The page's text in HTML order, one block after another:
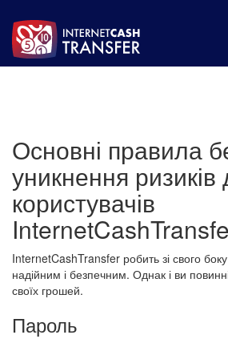
Основні правила
уникнення ризиків
користувачів
InternetCashTransfer робить зі свого
надійним і безпечним. Однак і ви
своїх грошей.
Пароль